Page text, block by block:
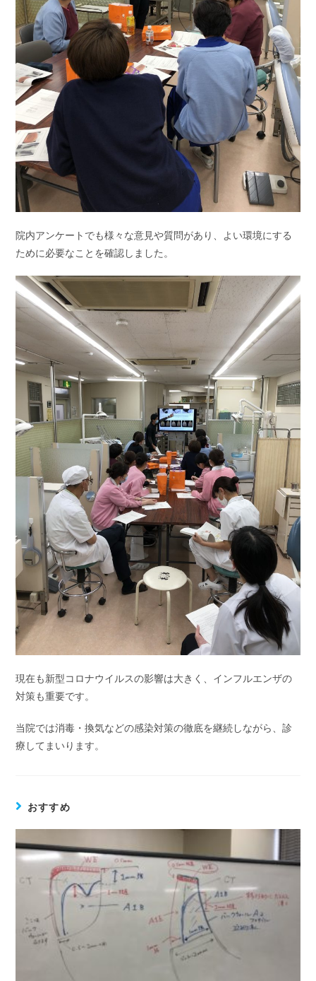
院内アンケートでも様々な意見や質問があり、よい環境にする
ために必要なことを確認しました。
現在も新型コロナウイルスの影響は大きく、インフルエンザの
対策も重要です。
当院では消毒・換気などの感染対策の徹底を継続しながら、診
療してまいります。
おすすめ